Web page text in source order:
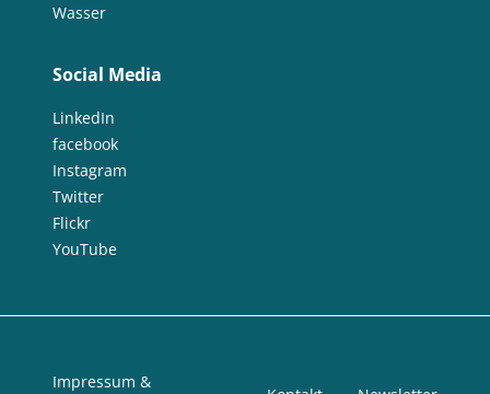
Wasser
Social Media
LinkedIn
facebook
Instagram
Twitter
Flickr
YouTube
Impressum &